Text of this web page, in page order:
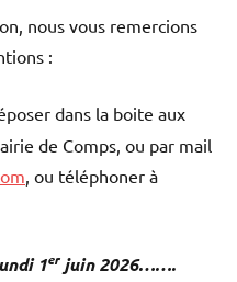
nous vous remercions
:
dans la boite aux
de Comps, ou par mail
, ou téléphoner à
1erjuin 2026…….